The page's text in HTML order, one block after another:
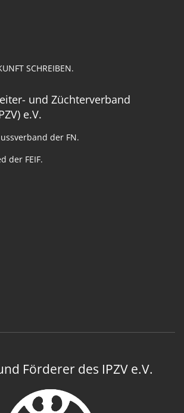
SCHREIBEN.
und Züchterverband
e.V.
der FN.
der FEIF.
Förderer des IPZV e.V.